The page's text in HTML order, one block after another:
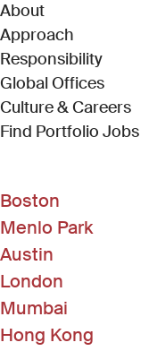
About
Approach
Responsibility
Global Offices
Culture & Careers
Find Portfolio Jobs
Boston
Menlo Park
Austin
London
Mumbai
Hong Kong